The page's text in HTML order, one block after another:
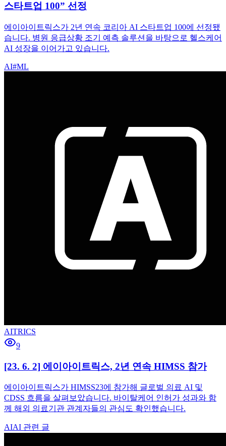
스타트업 100” 선정
에이아이트릭스가 2년 연속 코리아 AI 스타트업 100에 선정됐
습니다. 병원 응급상황 조기 예측 솔루션을 바탕으로 헬스케어
AI 성장을 이어가고 있습니다.
AI#ML
AITRICS
9
[23. 6. 2] 에이아이트릭스, 2년 연속 HIMSS 참가
에이아이트릭스가 HIMSS23에 참가해 글로벌 의료 AI 및
CDSS 흐름을 살펴보았습니다. 바이탈케어 인허가 성과와 함
께 해외 의료기관 관계자들의 관심도 확인했습니다.
AIAI 관련 글